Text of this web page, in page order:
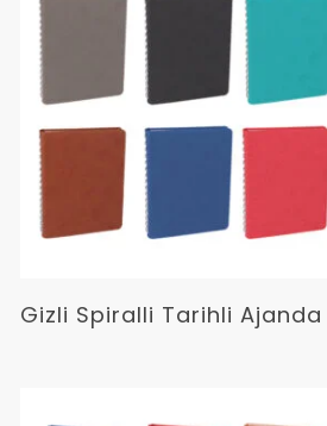
Devamını Oku
Gizli Spiralli Tarihli Ajanda